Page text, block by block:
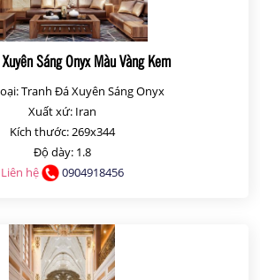
Sáng Onyx Màu Vàng Kem
Tranh Đá Xuyên Sáng Onyx
Xuất xứ: Iran
Kích thước: 269x344
Độ dày: 1.8
Liên hệ
0904918456